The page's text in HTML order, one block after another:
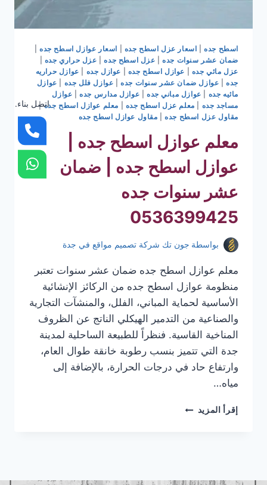
اسطح جده| اسعار عزل اسطح جده اسعار عوازل اسطح جده|
ضمان عشر سنوات جده| عزل اسطح جده| عزل حراري جده
عزل مائي جده
عوازل اسطح جده عوازل جده
عوازل حراريه
جده| عوازل ضمان عشر سنوات جده| عوازل فلل جده
عوازل
مائيه جده
عوازل مباني جده عوازل مدارس جده| عوازل
مساجد جده
معلم عزل اسطح جده معلم عوازل اسطح جده|
مقاول عزل اسطح جده| مقاول عوازل اسطح جده
معلم عوازل اسطح جده |
عوازل اسطح جده | ضمان
عشر سنوات جده
0536399425
بواسطة جون تك شركة تصميم مواقع في جدة
معلم عوازل اسطح جده ضمان عشر سنوات تعتبر
منظومة عوازل اسطح جده من الركائز الإنشائية
الأساسية لحماية المباني، الفلل، والمنشآت التجارية
والصناعية من التدمير الهيكلي الناتج عن الظروف
المناخية القاسية. فنظراً للطبيعة الساحلية لمدينة
جدة التي تتميز بنسب رطوبة خانقة طوال العام،
وارتفاع حاد في درجات الحرارة، بالإضافة إلى
مياه…
إقرأ المزيد معلم
اسطح
اتصل بناء.